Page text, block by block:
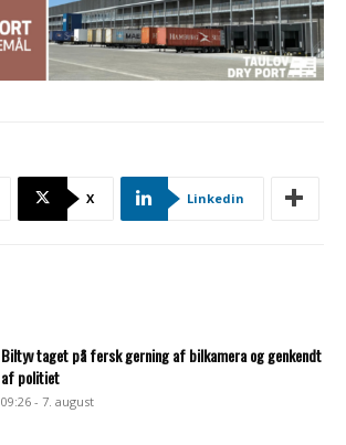
X Linkedin
Biltyv taget på fersk gerning af bilkamera og genkendt
af politiet
09:26 - 7. august